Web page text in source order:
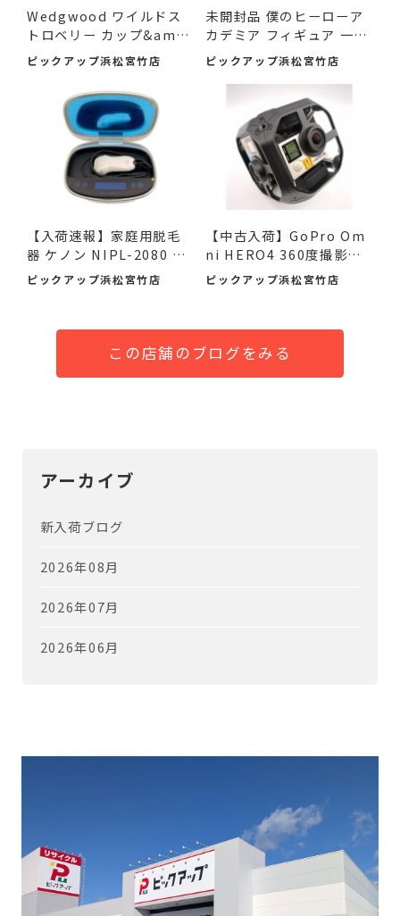
Wedgwood ワイルドス
トロベリー カップ&amp;
am...
ピックアップ浜松宮竹店
未開封品 僕のヒーローア
カデミア フィギュア 一
番...
ピックアップ浜松宮竹店
【入荷速報】家庭用脱毛
器 ケノン NIPL-2080 V8.
0 ...
ピックアップ浜松宮竹店
【中古入荷】GoPro Om
ni HERO4 360度撮影カ
メラで...
ピックアップ浜松宮竹店
この店舗のブログをみる
アーカイブ
新入荷ブログ
2026年08月
2026年07月
2026年06月